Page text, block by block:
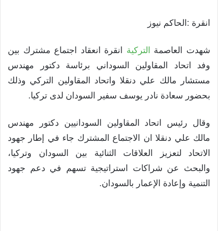
انقرة :الحاكم نيوز
شهدت العاصمة التركية انقرة انعقاد اجتماع مشترك بين
وفد اتحاد المقاولين السوداني برئاسة دكتور مهندس
مستشار مالك علي دنقلا واتحاد المقاولين التركي وذلك
بحضور سعادة نادر يوسف سفير السودان لدى تركيا.
وقال رئيس اتحاد المقاولين السودانيين دكتور مهندس
مالك علي دنقلا ان الاجتماع المشترك جاء في إطار جهود
الاتحاد لتعزيز العلاقات الثنائية بين السودان وتركيا،
والبحث عن شراكات استراتيجية تسهم في دعم جهود
التنمية وإعادة الإعمار بالسودان.